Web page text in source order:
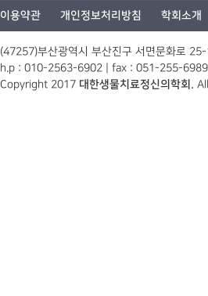
이용약관 개인정보처리방침 학회소개
(47257)부산광역시 부산진구 서면문화로
h.p : 010-2563-6902 | fax : 051-255-
Copyright 2017 대한생물치료정신의학회.